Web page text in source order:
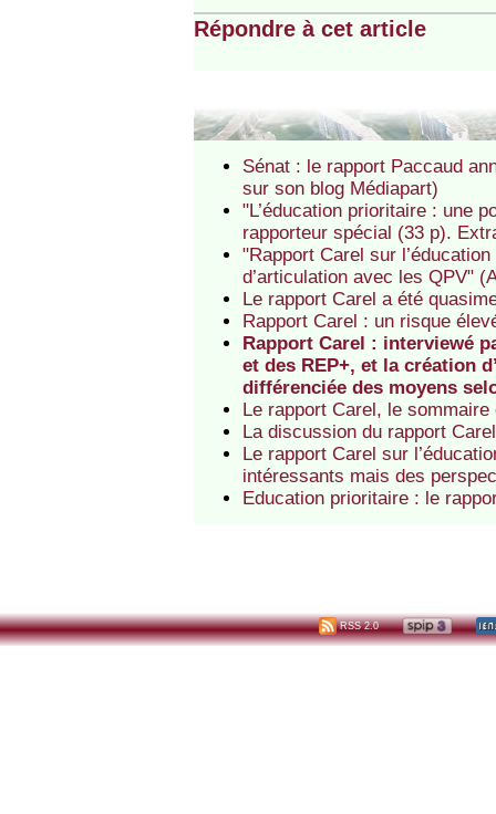
Répondre à cet article
Sénat : le rapport Paccaud
sur son blog Médiapart)
"L’éducation prioritaire : une
rapporteur spécial (33 p).
"Rapport Carel sur
d’articulation avec les QPV"
Le rapport Carel a été
Rapport Carel : un risque
Rapport Carel : interviewé
et des REP+, et la création
différenciée des moyens
Le rapport Carel, le
La discussion du rapport
Le rapport Carel sur
intéressants mais des
Education prioritaire : le
RSS 2.0